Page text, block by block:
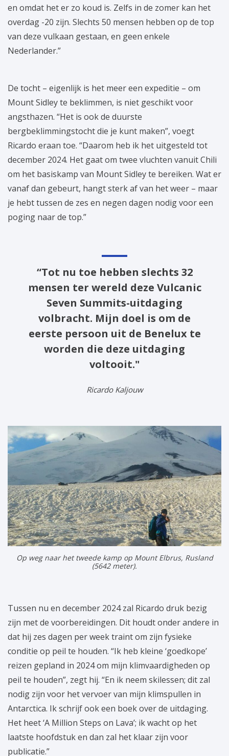
en omdat het er zo koud is. Zelfs in de zomer kan het
overdag -20 zijn. Slechts 50 mensen hebben op de top
van deze vulkaan gestaan, en geen enkele
Nederlander.”
De tocht – eigenlijk is het meer een expeditie – om
Mount Sidley te beklimmen, is niet geschikt voor
angsthazen. “Het is ook de duurste
bergbeklimmingstocht die je kunt maken”, voegt
Ricardo eraan toe. “Daarom heb ik het uitgesteld tot
december 2024. Het gaat om twee vluchten vanuit Chili
om het basiskamp van Mount Sidley te bereiken. Wat er
vanaf dan gebeurt, hangt sterk af van het weer – maar
je hebt tussen de zes en negen dagen nodig voor een
poging naar de top.”
“Tot nu toe hebben slechts 32
mensen ter wereld deze Vulcanic
Seven Summits-uitdaging
volbracht. Mijn doel is om de
eerste persoon uit de Benelux te
worden die deze uitdaging
voltooit."
Ricardo Kaljouw
Op weg naar het tweede kamp op Mount Elbrus, Rusland
(5642 meter).
Tussen nu en december 2024 zal Ricardo druk bezig
zijn met de voorbereidingen. Dit houdt onder andere in
dat hij zes dagen per week traint om zijn fysieke
conditie op peil te houden. “Ik heb kleine ‘goedkope’
reizen gepland in 2024 om mijn klimvaardigheden op
peil te houden”, zegt hij. “En ik neem skilessen; dit zal
nodig zijn voor het vervoer van mijn klimspullen in
Antarctica. Ik schrijf ook een boek over de uitdaging.
Het heet ‘A Million Steps on Lava’; ik wacht op het
laatste hoofdstuk en dan zal het klaar zijn voor
publicatie.”